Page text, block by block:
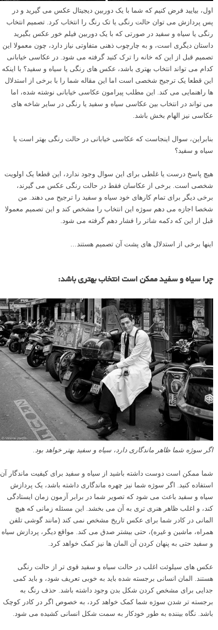
اول، بیایید فرض کنیم که شما با یک دوربین دیجیتال عکس می گیرید و در
پس پردازش می توان حالت رنگی یا تک رنگ را انتخاب کرد. تصمیم انتخاب
رنگی یا سیاه و سفید در صورتی که با یک دوربین فیلم خور عکس بگیرید
داستان دیگری است، و به چارچوب ذهنی متفاوتی نیاز دارد، چون معمولا این
تصمیم قبل از این که خانه را ترک کنید گرفته می شود. در عکاسی خیابانی
کدام می تواند انتخاب بهتری باشد، عکس های رنگی یا سیاه و سفید؟ با اینکه
این قطعا یک ترجیح شخصی است اما این مقاله شما را با برخی از استدلال
ها راهنمایی می کند. این مطلب پیرامون عکاسی خیابانی نوشته شده، اما
می تواند در انتخاب بین عکاسی سیاه و سفید یا رنگی در سایر شاخه های
عکاسی نیز الهام بخش باشد.
بنابراین، سوال اینجاست که عکاسی خیابانی در حالت رنگی بهتر است یا
سیاه و سفید؟
هیچ پاسخ درست یا غلطی برای این سوال وجود ندارد، این قطعا یک اولویت
شخصی است. برخی از عکاسان فقط در حالت رنگی عکس می گیرند،
برخی دیگر برای تمام کارهای خود سیاه و سفید را ترجیح می دهند. من
شخصا اجازه می دهم سوژه این انتخاب را مشخص کند و این تصمیم معمولا
قبل از این که دکمه شاتر را فشار دهم گرفته می شود.
اینها برخی از استدلال های پشت آن تصمیم هستند…
چرا سیاه و سفید ممکن است انتخاب بهتری باشد:
اگر سوژه شما ظاهر ماندگاری دارد، سیاه و سفید بهتر خواهد بود.
شما ممکن است دوست داشته باشید از سیاه و سفید برای کیفیت ماندگار آن
استفاده کنید. اگر سوژه شما نیز چهره ماندگاری داشته باشد، یک پردازش
سیاه و سفید باعث می شود که تصویر شما در برابر آزمون زمان ایستادگی
کند، و اغلب ظاهر هنری تری به آن می بخشد. این مسئله زمانی که هیچ
المانی در کادر شما برای عکس تاریخ مشخص نمی کند (مانند گوشی تلفن
همراه، ماشین و غیره)، حتی بیشتر صدق می کند. مواقع دیگر، پردازش سیاه
و سفید حتی به پنهان کردن آن المان ها نیز کمک خواهد کرد.
عکس های سیلوئت اغلب در حالت سیاه و سفید قوی تر از حالت رنگی
هستند. المان انسانی برجسته شده باید به خوبی تعریف شود، و باید کمی
جدایی برای مشخص کردن شکل بدن وجود داشته باشد. حذف رنگ به
برجسته تر شدن سوژه شما کمک خواهد کرد، به خصوص اگر در کادر کوچک
باشد. نگاه بیننده به طور خودکار به سمت شکل انسانی کشیده می شود.